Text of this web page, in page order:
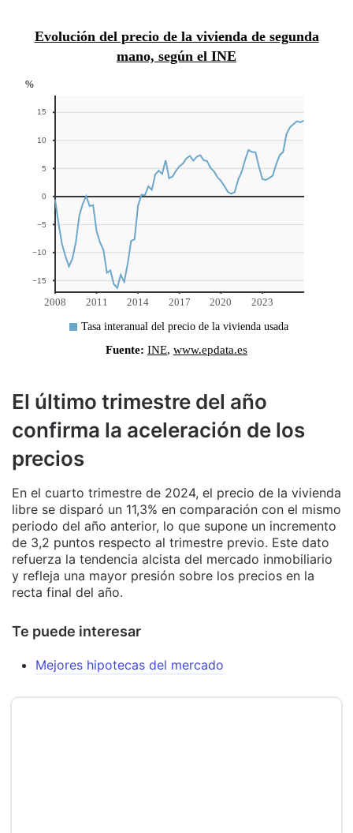
El último trimestre del año
confirma la aceleración de los
precios
En el cuarto trimestre de 2024, el precio de la vivienda
libre se disparó un 11,3% en comparación con el mismo
periodo del año anterior, lo que supone un incremento
de 3,2 puntos respecto al trimestre previo. Este dato
refuerza la tendencia alcista del mercado inmobiliario
y refleja una mayor presión sobre los precios en la
recta final del año.
Te puede interesar
Mejores hipotecas del mercado